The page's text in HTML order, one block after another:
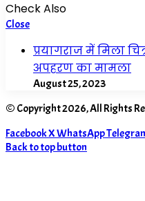
Check Also
Close
प्रयागराज में मिला
अपहरण का मामला
August 25, 2023
© Copyright 2026, All Rights
FacebookXWhatsApp
Back to top button